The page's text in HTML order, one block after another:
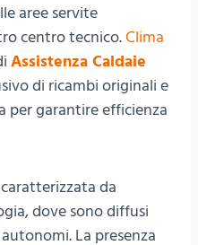
aree servite
centro tecnico.Clima
Assistenza Caldaie
di ricambi originali e
per garantire efficienza
caratterizzata da
dove sono diffusi
La presenza